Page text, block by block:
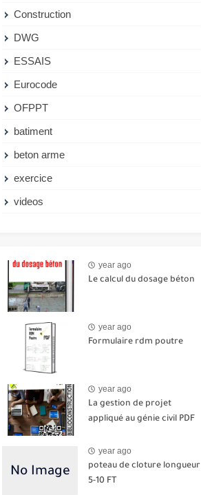
Construction
DWG
ESSAIS
Eurocode
OFPPT
batiment
beton arme
exercice
videos
year ago
Le calcul du dosage béton
year ago
Formulaire rdm poutre
year ago
La gestion de projet
appliqué au génie civil PDF
year ago
poteau de cloture longueur
5-10 FT